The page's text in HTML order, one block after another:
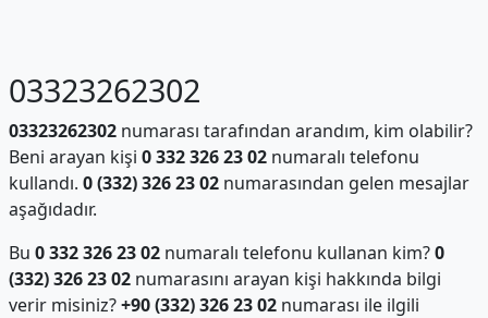
03323262302
03323262302numarası tarafından arandım, kim olabilir?
Beni arayan kişi 0 332 326 23 02numaralı telefonu
kullandı. 0 (332) 326 23 02numarasından gelen mesajlar
aşağıdadır.
Bu 0 332 326 23 02numaralı telefonu kullanan kim?0
(332) 326 23 02numarasını arayan kişi hakkında bilgi
verir misiniz?+90 (332) 326 23 02numarası ile ilgili